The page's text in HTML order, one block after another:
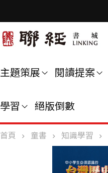
主題策展 閱讀提案
學習 絕版倒數
首頁 童書 知識學習